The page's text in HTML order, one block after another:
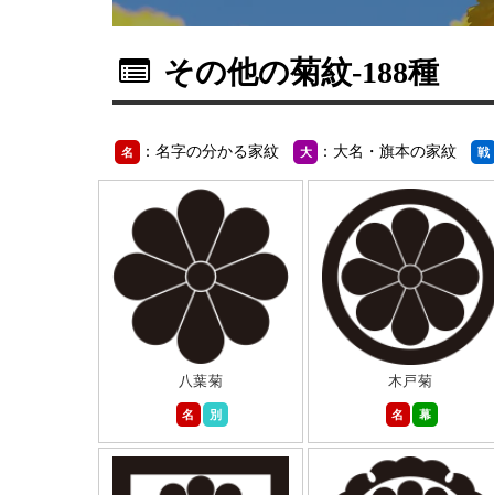
その他の菊紋-188種
名 ：名字の分かる家紋 大 ：大名・旗本の家紋 戦
八葉菊
名
別
木戸菊
名
幕